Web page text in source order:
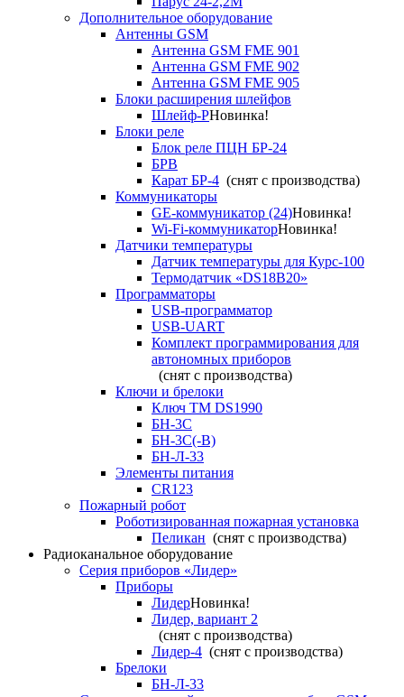
Дополнительное оборудование
Антенны GSM
Антенна GSM FME 901
Антенна GSM FME 902
Антенна GSM FME 905
Блоки расширения шлейфов
Шлейф-РНовинка!
Блоки реле
Блок реле ПЦН БР-24
БРВ
Карат БР-4 (снят с производства)
Коммуникаторы
GE-коммуникатор (24)Новинка!
Wi-Fi-коммуникаторНовинка!
Датчики температуры
Датчик температуры для Курс-100
Термодатчик «DS18B20»
Программаторы
USB-программатор
USB-UART
Комплект программирования для
автономных приборов
(снят с производства)
Ключи и брелоки
Ключ TM DS1990
БН-3С
БН-3С(-В)
БН-Л-33
Элементы питания
CR123
Пожарный робот
Роботизированная пожарная установка
Пеликан (снят с производства)
Радиоканальное оборудование
Серия приборов «Лидер»
Приборы
ЛидерНовинка!
Лидер, вариант 2
(снят с производства)
Лидер-4 (снят с производства)
Брелоки
БН-Л-33